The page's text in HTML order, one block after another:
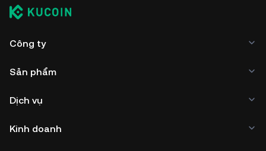
Công ty
Sản phẩm
Dịch vụ
Kinh doanh